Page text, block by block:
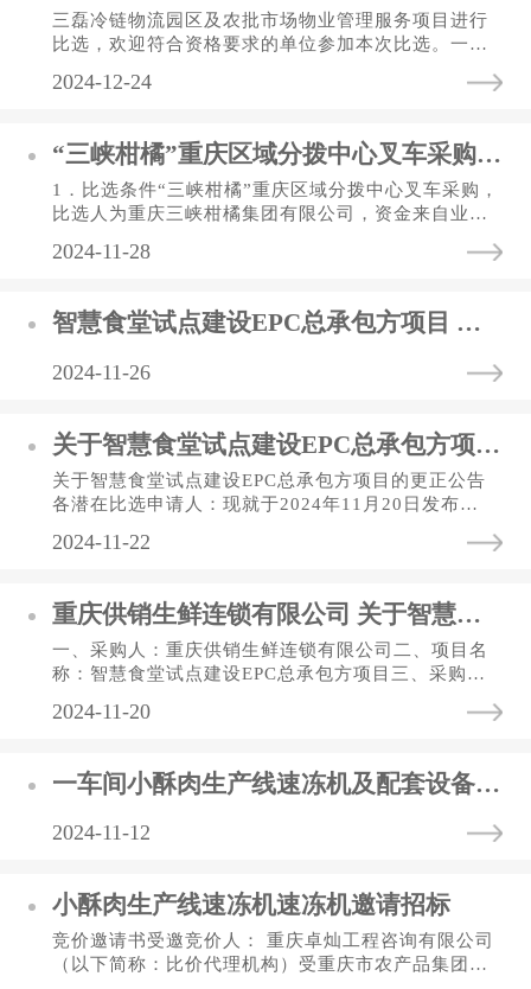
三磊冷链物流园区及农批市场物业管理服务项目进行
比选，欢迎符合资格要求的单位参加本次比选。一、
市场物业管理服务项目。...
2024-12-24
“三峡柑橘”重庆区域分拨中心叉车采购 比选公告
1．比选条件“三峡柑橘”重庆区域分拨中心叉车采购，
比选人为重庆三峡柑橘集团有限公司，资金来自业主
庆市渝北区宝环路65...
2024-11-28
智慧食堂试点建设EPC总承包方项目 中标结果公告
2024-11-26
关于智慧食堂试点建设EPC总承包方项目的 更正公告
关于智慧食堂试点建设EPC总承包方项目的更正公告
各潜在比选申请人：现就于2024年11月20日发布
设EPC总承包方 项目比选文件...
2024-11-22
重庆供销生鲜连锁有限公司 关于智慧食堂试点建设EPC总承包方 项目比选文件
一、采购人：重庆供销生鲜连锁有限公司二、项目名
称：智慧食堂试点建设EPC总承包方项目三、采购方
选申请人资格要求（一）具...
2024-11-20
一车间小酥肉生产线速冻机及配套设备采购拟中标结果公示表
2024-11-12
小酥肉生产线速冻机速冻机邀请招标
竞价邀请书受邀竞价人： 重庆卓灿工程咨询有限公司
（以下简称：比价代理机构）受重庆市农产品集团食